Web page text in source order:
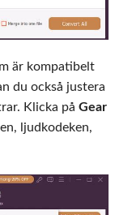
är kompatibelt
du också justera
Klicka på Gear
ljudkodeken,